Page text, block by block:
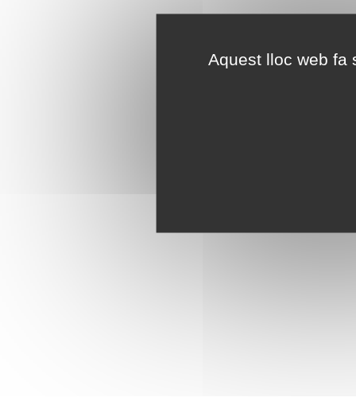
Aquest lloc web fa